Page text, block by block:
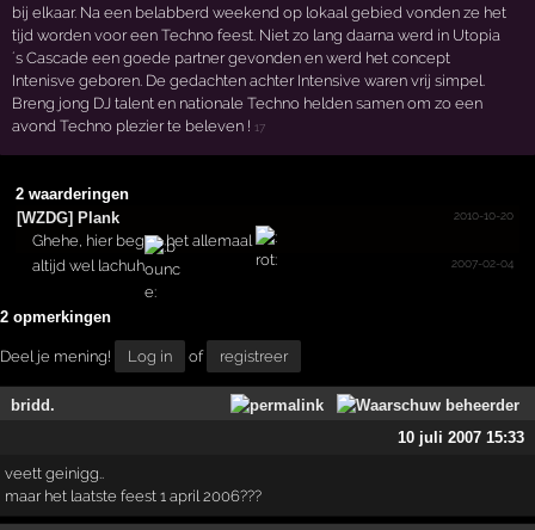
bij elkaar. Na een belabberd weekend op lokaal gebied vonden ze het
tijd worden voor een Techno feest. Niet zo lang daarna werd in Utopia
´s Cascade een goede partner gevonden en werd het concept
Intenisve geboren. De gedachten achter Intensive waren vrij simpel.
Breng jong DJ talent en nationale Techno helden samen om zo een
avond Techno plezier te beleven !17
2 waarderingen
[WZDG] Plank
2010-10-20
Ghehe, hier begon het allemaal
2007-02-04
altijd wel lachuh
2 opmerkingen
Deel je mening! Log in of registreer
bridd.
10 juli 2007 15:33
veett geinigg..
maar het laatste feest 1 april 2006???